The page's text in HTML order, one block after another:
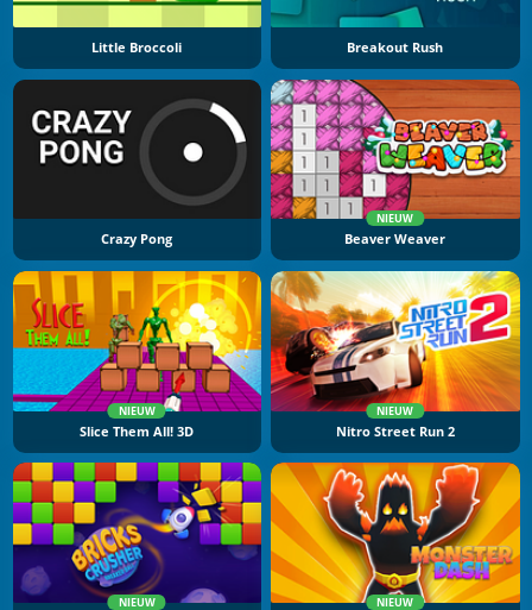
Little Broccoli Breakout Rush
Crazy Pong
NIEUW
Beaver Weaver
NIEUW
Slice Them All! 3D
NIEUW
Nitro Street Run 2
NIEUW NIEUW